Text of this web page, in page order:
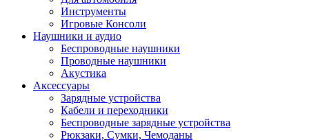
Инструменты
Игровые Консоли
Наушники и аудио
Беспроводные наушники
Проводные наушники
Акустика
Аксессуары
Зарядные устройства
Кабели и переходники
Беспроводные зарядные устройства
Рюкзаки, Сумки, Чемоданы